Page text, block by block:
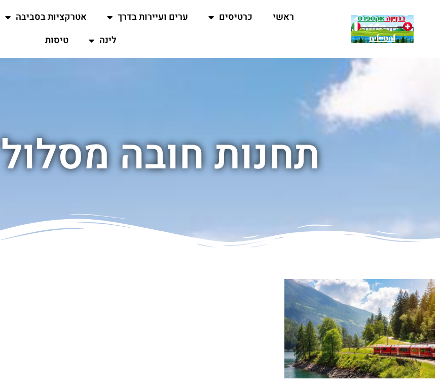
ראשי כרטיסים ערים ועיירות בדרך אטרקציות בסביבה
לינה
טיסות
תחנות חובה